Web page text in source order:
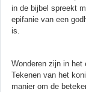
in de bijbel spreekt
epifanie van een
is.
Wonderen zijn in het
Tekenen van het
manier om de